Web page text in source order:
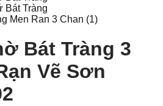
Bát Tràng 3
Vẽ Sơn